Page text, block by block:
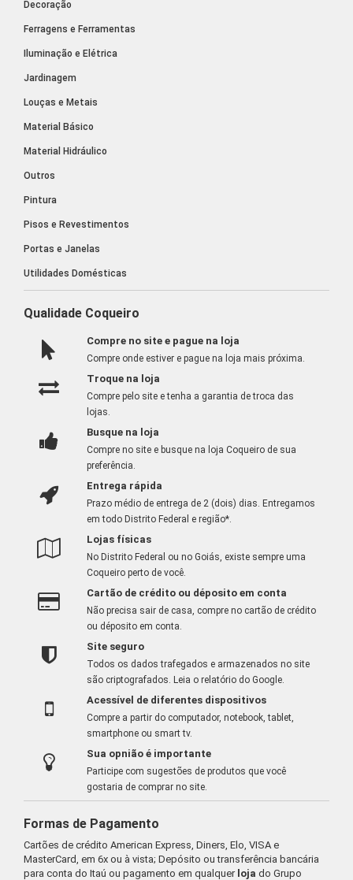
Decoração
Ferragens e Ferramentas
Iluminação e Elétrica
Jardinagem
Louças e Metais
Material Básico
Material Hidráulico
Outros
Pintura
Pisos e Revestimentos
Portas e Janelas
Utilidades Domésticas
Qualidade Coqueiro
Compre no site e pague na loja
Compre onde estiver e pague na loja mais próxima.
Troque na loja
Compre pelo site e tenha a garantia de troca das
lojas.
Busque na loja
Compre no site e busque na loja Coqueiro de sua
preferência.
Entrega rápida
Prazo médio de entrega de 2 (dois) dias. Entregamos
em todo Distrito Federal e região*.
Lojas físicas
No Distrito Federal ou no Goiás, existe sempre uma
Coqueiro perto de você.
Cartão de crédito ou déposito em conta
Não precisa sair de casa, compre no cartão de crédito
ou déposito em conta.
Site seguro
Todos os dados trafegados e armazenados no site
são criptografados. Leia o relatório do Google.
Acessível de diferentes dispositivos
Compre a partir do computador, notebook, tablet,
smartphone ou smart tv.
Sua opnião é importante
Participe com sugestões de produtos que você
gostaria de comprar no site.
Formas de Pagamento
Cartões de crédito American Express, Diners, Elo, VISA e
MasterCard, em 6x ou à vista; Depósito ou transferência bancária
para conta do Itaú ou pagamento em qualquer loja do Grupo